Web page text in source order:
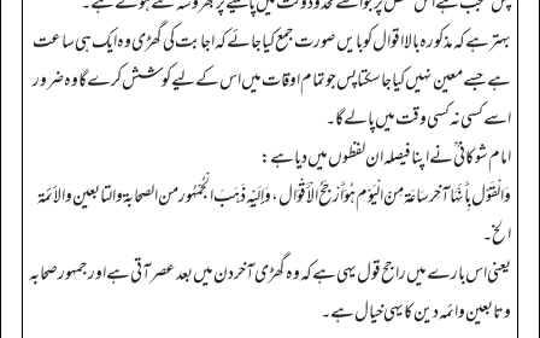
بہتر ہے کہ مذکورہ بالا اقوال کو بایں صورت جمع کیا جائے کہ اجابت کی گھڑی وہ ایک ہی ساعت
ہے جسے معین نہیں کیا جاسکتا پس جوتمام اوقات میں اس کے لیے کوشش کرے گا وہ ضرور
اسے کسی نہ کسی وقت میں پالے گا۔
امام شوکانی ؒ نے اپنا فیصلہ ان لفظوں میں دیا ہے:
وَالْقَوْل بِأَنَّهَا آخِر سَاعَة مِنْ الْيَوْم هُوَ أَرْجَحُ الْأَقْوَال، وَإِلَيْهِ ذَهَبَ الْجُمْهُور من الصحابة والتابعین والأئمة
الخ۔
یعنی اس بارے میں راجح قول یہی ہے کہ وہ گھڑی آخر دن میں بعد عصر آتی ہے اور جمہور صحابہ
وتابعین وائمہ دین کا یہی خیال ہے۔